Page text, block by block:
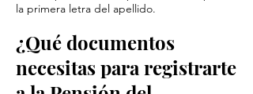
la primera letra del apellido.
¿Qué documentos
necesitas para registrarte